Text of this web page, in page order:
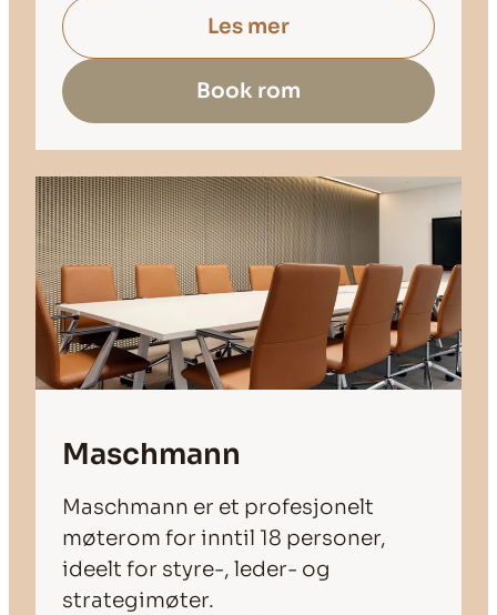
Les mer
Book rom
Maschmann
Maschmann er et profesjonelt
møterom for inntil 18 personer,
ideelt for styre-, leder- og
strategimøter.